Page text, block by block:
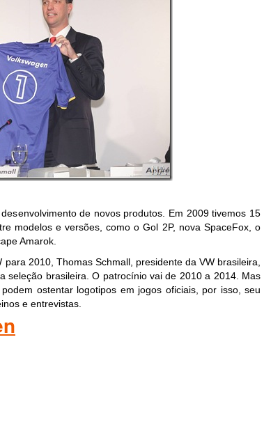
de novos produtos. Em 2009 tivemos 15
modelos e versões, como o Gol 2P, nova SpaceFox, o
Amarok.
2010, Thomas Schmall, presidente da VW brasileira,
seleção brasileira. O patrocínio vai de 2010 a 2014. Mas
ostentar logotipos em jogos oficiais, por isso, seu
e entrevistas.